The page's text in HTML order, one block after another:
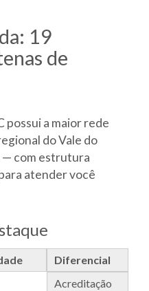
19
de
possui a maior rede
do Vale do
— com estrutura
atender você
Diferencial
Acreditação